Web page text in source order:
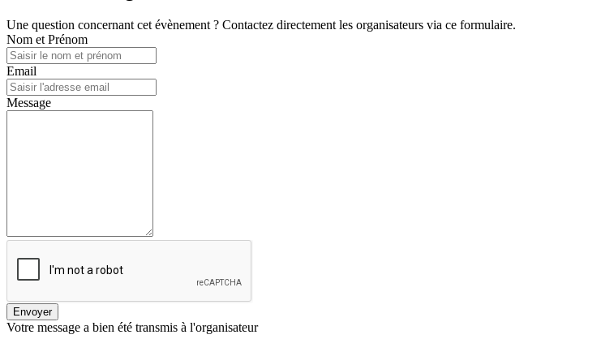
Une question concernant cet évènement ? Contactez directement les organisateurs via ce formulaire.
Nom et Prénom
Email
Message
Envoyer
Votre message a bien été transmis à l'organisateur